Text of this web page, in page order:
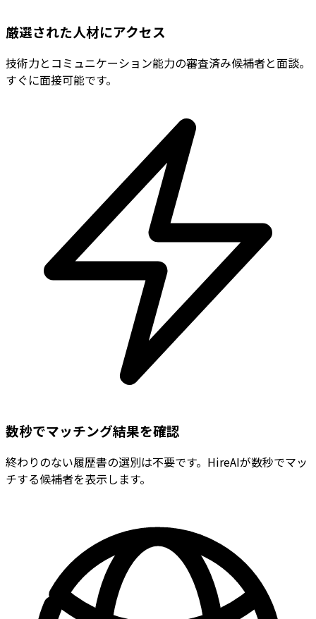
厳選された人材にアクセス
技術力とコミュニケーション能力の審査済み候補者と面談。
すぐに面接可能です。
数秒でマッチング結果を確認
終わりのない履歴書の選別は不要です。HireAIが数秒でマッ
チする候補者を表示します。